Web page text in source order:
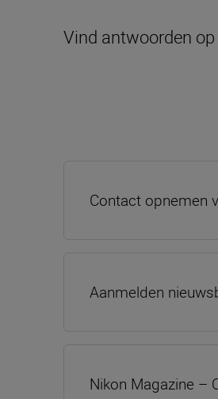
Contact opnemen
Aanmelden
Nikon Magazine –
Vind antwoorden